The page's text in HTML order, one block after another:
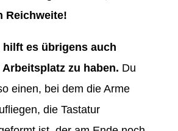
Reichweite!
hilft es übrigens auch
Arbeitsplatz zu haben. Du
einen, bei dem die Arme
die Tastatur